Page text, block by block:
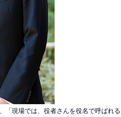
「現場では、役者さんを役名で呼ばれる